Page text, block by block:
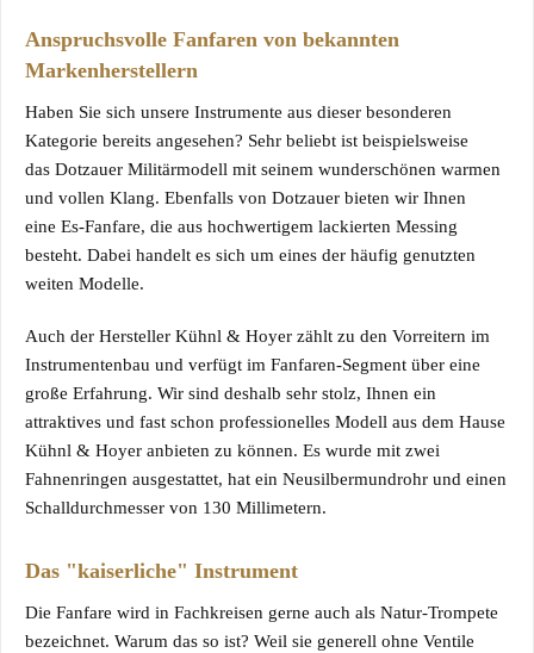
Anspruchsvolle Fanfaren von bekannten
Markenherstellern
Haben Sie sich unsere Instrumente aus dieser besonderen
Kategorie bereits angesehen? Sehr beliebt ist beispielsweise
das Dotzauer Militärmodell mit seinem wunderschönen warmen
und vollen Klang. Ebenfalls von Dotzauer bieten wir Ihnen
eine Es-Fanfare, die aus hochwertigem lackierten Messing
besteht. Dabei handelt es sich um eines der häufig genutzten
weiten Modelle.
Auch der Hersteller Kühnl & Hoyer zählt zu den Vorreitern im
Instrumentenbau und verfügt im Fanfaren-Segment über eine
große Erfahrung. Wir sind deshalb sehr stolz, Ihnen ein
attraktives und fast schon professionelles Modell aus dem Hause
Kühnl & Hoyer anbieten zu können. Es wurde mit zwei
Fahnenringen ausgestattet, hat ein Neusilbermundrohr und einen
Schalldurchmesser von 130 Millimetern.
Das "kaiserliche" Instrument
Die Fanfare wird in Fachkreisen gerne auch als Natur-Trompete
bezeichnet. Warum das so ist? Weil sie generell ohne Ventile